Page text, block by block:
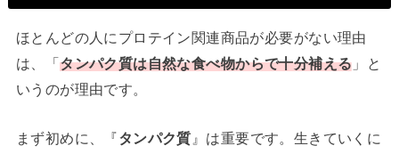
ほとんどの人にプロテイン関連商品が必要がない理由
は、「タンパク質は自然な食べ物からで十分補える 」と
いうのが理由です。
まず初めに、『タンパク質 』は重要です。生きていくに